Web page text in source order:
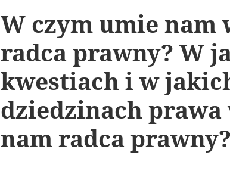
W czym umie nam
radca prawny? W
kwestiach i w
dziedzinach prawa
nam radca prawny?